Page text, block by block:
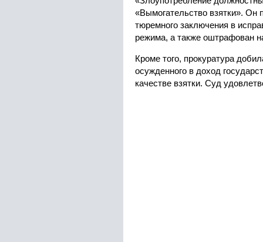
«Вымогательство взятки». Он
тюремного заключения в
режима, а также оштрафован
Кроме того, прокуратура
осужденного в доход
качестве взятки. Суд